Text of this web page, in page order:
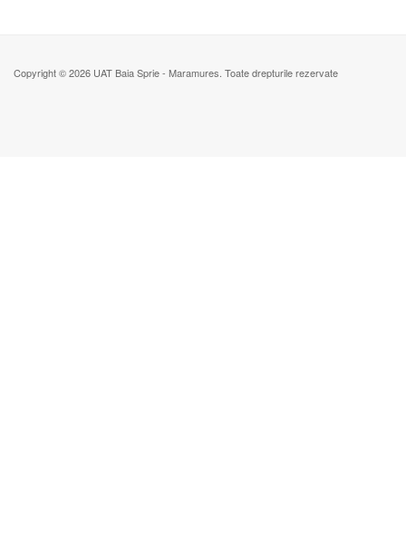
Copyright © 2026 UAT Baia Sprie - Maramures. Toate drepturile rezervate